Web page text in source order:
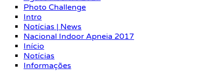
Photo Challenge
Intro
Notícias | News
Nacional Indoor Apneia 2017
Início
Notícias
Informações